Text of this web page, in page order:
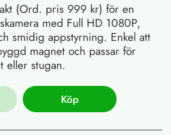
(Ord. pris 999 kr) för en
med Full HD 1080P,
smidig appstyrning. Enkel att
magnet och passar för
eller stugan.
Köp